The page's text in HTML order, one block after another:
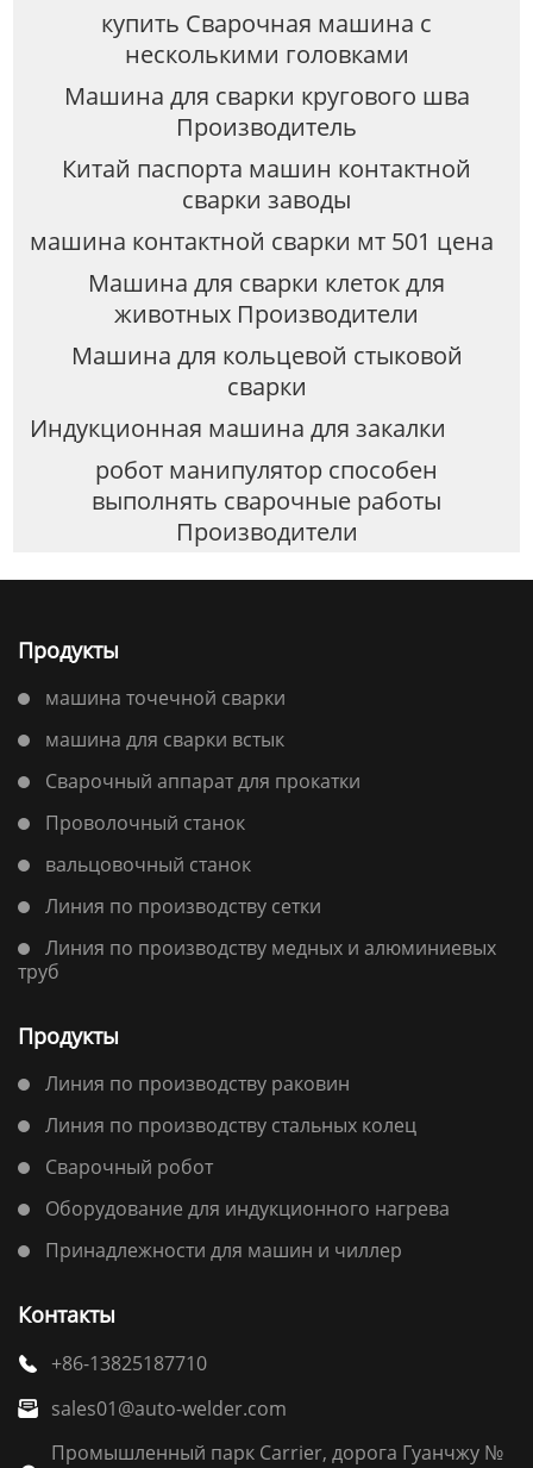
купить Сварочная машина с
несколькими головками
Машина для сварки кругового шва
Производитель
Китай паспорта машин контактной
сварки заводы
машина контактной сварки мт 501 цена
Машина для сварки клеток для
животных Производители
Машина для кольцевой стыковой
сварки
Индукционная машина для закалки
робот манипулятор способен
выполнять сварочные работы
Производители
Продукты
машина точечной сварки
машина для сварки встык
Сварочный аппарат для прокатки
Проволочный станок
вальцовочный станок
Линия по производству сетки
Линия по производству медных и алюминиевых
труб
Продукты
Линия по производству раковин
Линия по производству стальных колец
Сварочный робот
Оборудование для индукционного нагрева
Принадлежности для машин и чиллер
Контакты
 +86-13825187710
 sales01@auto-welder.com
Промышленный парк Carrier, дорога Гуанчжу №